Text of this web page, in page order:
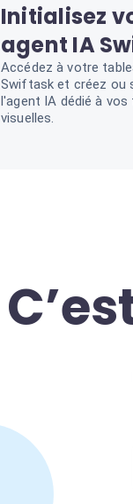
Initialisez
agent IA
Accédez à votre
Swiftask et créez ou
l'agent IA dédié à vos
visuelles.